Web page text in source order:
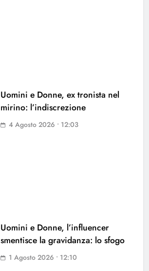
Uomini e Donne, ex tronista nel
mirino: l’indiscrezione
4 Agosto 2026 • 12:03
Uomini e Donne, l’influencer
smentisce la gravidanza: lo sfogo
1 Agosto 2026 • 12:10